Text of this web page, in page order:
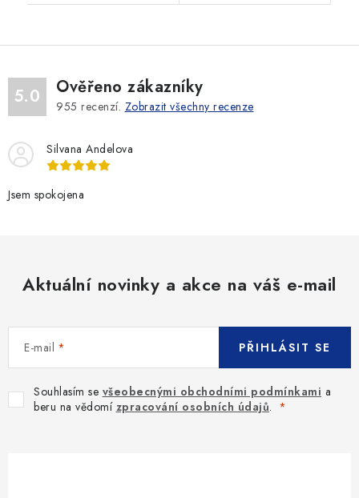
5.0 Ověřeno zákazníky
955 recenzí. Zobrazit všechny recenze
Silvana Andelova
Jsem spokojena
Aktuální novinky a akce na váš e-mail
E-mail
Souhlasím se všeobecnými obchodními podmínkami a
beru na vědomí zpracování osobních údajů.
PŘIHLÁSIT SE